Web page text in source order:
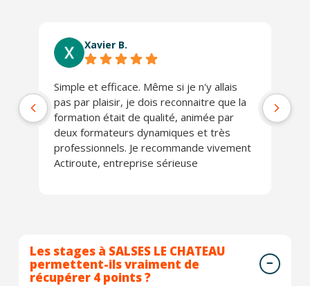
Xavier B.
Simple et efficace. Même si je n'y allais
pas par plaisir, je dois reconnaitre que la
formation était de qualité, animée par
deux formateurs dynamiques et très
professionnels. Je recommande vivement
Actiroute, entreprise sérieuse
Les stages à SALSES LE CHATEAU
permettent-ils vraiment de
récupérer 4 points ?